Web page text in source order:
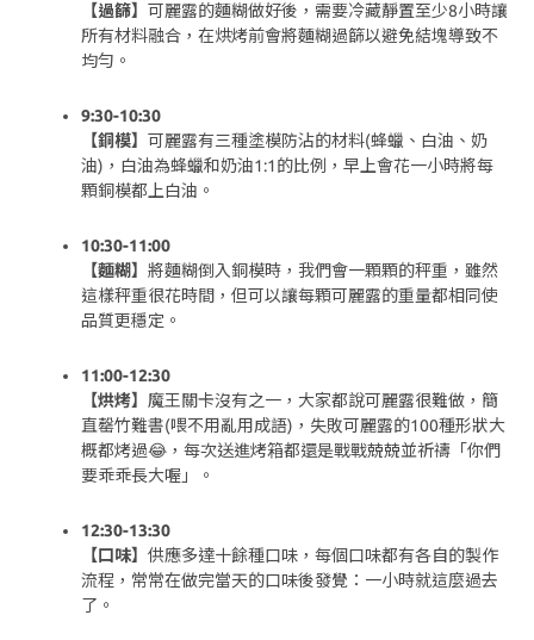
【過篩】 可麗露的麵糊做好後，需要冷藏靜置至少8小時讓
所有材料融合，在烘烤前會將麵糊過篩以避免結塊導致不
均勻。
9:30-10:30
【銅模】 可麗露有三種塗模防沾的材料(蜂蠟、白油、奶
油)，白油為蜂蠟和奶油1:1的比例，早上會花一小時將每
顆銅模都上白油。
10:30-11:00
【麵糊】 將麵糊倒入銅模時，我們會一顆顆的秤重，雖然
這樣秤重很花時間，但可以讓每顆可麗露的重量都相同使
品質更穩定。
11:00-12:30
【烘烤】 魔王關卡沒有之一，大家都說可麗露很難做，簡
直罄竹難書(喂不用亂用成語)，失敗可麗露的100種形狀大
概都烤過😂，每次送進烤箱都還是戰戰兢兢並祈禱「你們
要乖乖長大喔」。
12:30-13:30
【口味】 供應多達十餘種口味，每個口味都有各自的製作
流程，常常在做完當天的口味後發覺：一小時就這麼過去
了。